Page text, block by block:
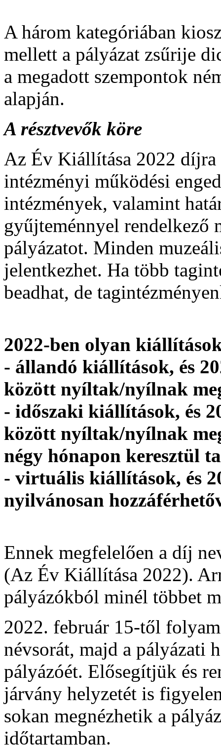
A három kategóriában
mellett a pályázat zsűrije
a megadott szempontok
alapján.
A résztvevők köre
Az Év Kiállítása 2022 díjra
intézményi működési
intézmények, valamint
gyűjteménnyel rendelkező
pályázatot. Minden
jelentkezhet. Ha több
beadhat, de
2022-ben olyan
- állandó kiállítások, és
között nyíltak/nyílnak
- időszaki kiállítások, és
között nyíltak/nyílnak
négy hónapon keresztül
- virtuális kiállítások, és
nyilvánosan
Ennek megfelelően a díj
(Az Év Kiállítása 2022).
pályázókból minél többet
2022. február 15-től
névsorát, majd a pályázati
pályázóét. Elősegítjük és
járvány helyzetét is
sokan megnézhetik a
időtartamban.